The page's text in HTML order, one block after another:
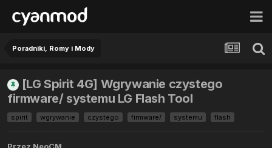
Poradniki, Romy i Mody
[LG Spirit 4G] Wgrywanie czystego
firmware/ systemu LG Flash Tool
spirit wgrywanie czystego firmware/ systemu flash